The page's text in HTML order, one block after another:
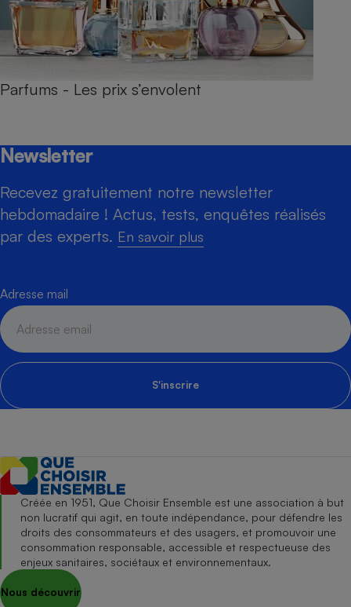
Parfums - Les prix s’envolent
Newsletter
Recevez gratuitement notre newsletter
hebdomadaire ! Actus, tests, enquêtes réalisés
par des experts. En savoir plus
Adresse mail
S'inscrire
Créée en 1951, Que Choisir Ensemble est une association à but
non lucratif qui agit, en toute indépendance, pour défendre les
droits des consommateurs et des usagers, et promouvoir une
consommation responsable, accessible et respectueuse des
enjeux sanitaires, sociétaux et environnementaux.
Nous découvrir